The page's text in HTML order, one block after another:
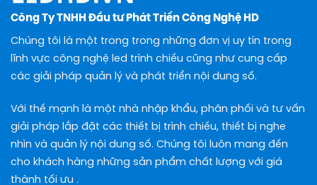
Công Ty TNHH Đầu tư Phát Triển Công Nghệ HD
Chúng tôi là một trong trong những đơn vị uy tín trong
lĩnh vực công nghệ led trình chiếu cũng như cung cấp
các giải pháp quản lý và phát triển nội dung số.
Với thế mạnh là một nhà nhập khẩu, phân phối và tư vấn
giải pháp lắp đặt các thiết bị trình chiếu, thiết bị nghe
nhìn và quản lý nội dung số. Chúng tôi luôn mang đến
cho khách hàng những sản phẩm chất lượng với giá
thành tối ưu .